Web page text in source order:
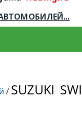
/ SUZUKI